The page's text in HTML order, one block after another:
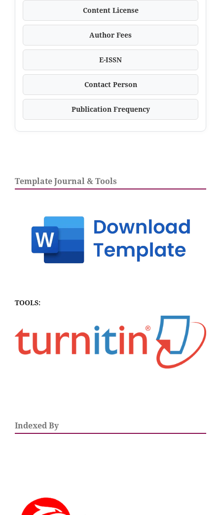
Content License
Author Fees
E-ISSN
Contact Person
Publication Frequency
Template Journal & Tools
TOOLS:
Indexed By